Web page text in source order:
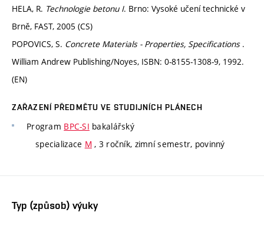
HELA, R. Technologie betonu I. Brno: Vysoké učení technické v
Brně, FAST, 2005 (CS)
POPOVICS, S. Concrete Materials - Properties, Specifications .
William Andrew Publishing/Noyes, ISBN: 0-8155-1308-9, 1992.
(EN)
ZAŘAZENÍ PŘEDMĚTU VE STUDIJNÍCH PLÁNECH
Program BPC-SI bakalářský
specializace M , 3 ročník, zimní semestr, povinný
Typ (způsob) výuky